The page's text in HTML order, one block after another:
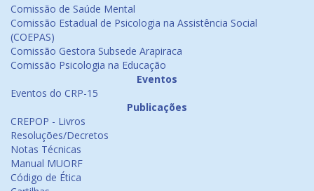
Comissão de Saúde Mental
Comissão Estadual de Psicologia na Assistência Social
(COEPAS)
Comissão Gestora Subsede Arapiraca
Comissão Psicologia na Educação
Eventos
Eventos do CRP-15
Publicações
CREPOP - Livros
Resoluções/Decretos
Notas Técnicas
Manual MUORF
Código de Ética